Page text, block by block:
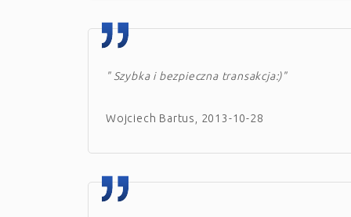
" Szybka i bezpieczna transakcja:)"
Wojciech Bartus, 2013-10-28